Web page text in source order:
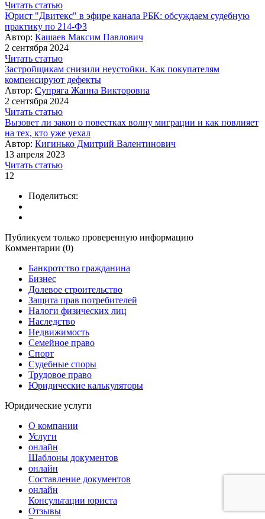
Читать статью
Юрист "Двитекс" в эфире канала РБК: обсуждаем судебную
практику по 214-ФЗ
Автор: Кашаев Максим Павлович
2 сентября 2024
Читать статью
Застройщикам снизили неустойки. Как покупателям
компенсируют дефекты
Автор: Супряга Жанна Викторовна
2 сентября 2024
Читать статью
Вызовет ли закон о повестках волну миграции и как повлияет
на тех, кто уже уехал
Автор: Кигинько Дмитрий Валентинович
13 апреля 2023
Читать статью
12
Поделиться:
Публикуем только проверенную информацию
Комментарии (0)
Банкротство гражданина
Бизнес
Долевое строительство
Защита прав потребителей
Налоги физических лиц
Наследство
Недвижимость
Семейное право
Спорт
Судебные споры
Трудовое право
Юридические калькуляторы
Юридические услуги
О компании
Услуги
онлайн
Шаблоны документов
онлайн
Составление документов
онлайн
Консультации юриста
Отзывы